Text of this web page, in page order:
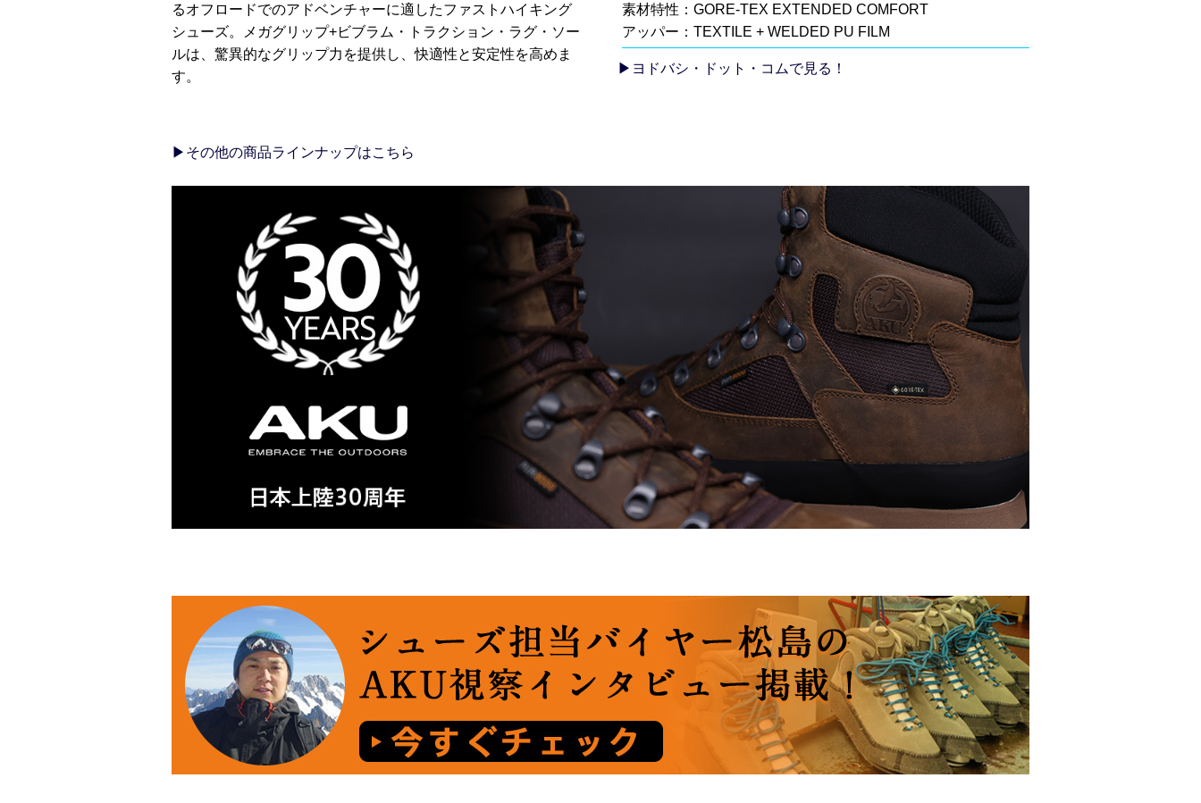
るオフロードでのアドベンチャーに適したファストハイキング
シューズ。メガグリップ+ビブラム・トラクション・ラグ・ソー
ルは、驚異的なグリップ力を提供し、快適性と安定性を高めま
す。
素材特性：GORE-TEX EXTENDED COMFORT
アッパー：TEXTILE + WELDED PU FILM
▶ヨドバシ・ドット・コムで見る！
▶その他の商品ラインナップはこちら